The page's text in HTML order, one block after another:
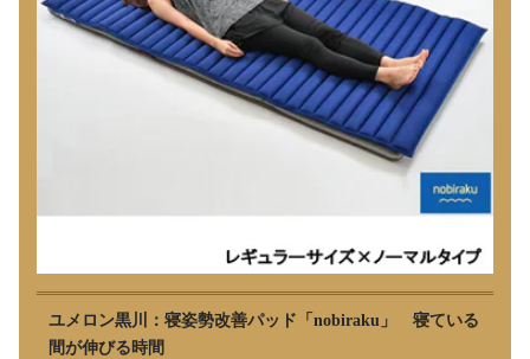
ユメロン黒川：寝姿勢改善パッド「nobiraku」 寝ている
間が伸びる時間